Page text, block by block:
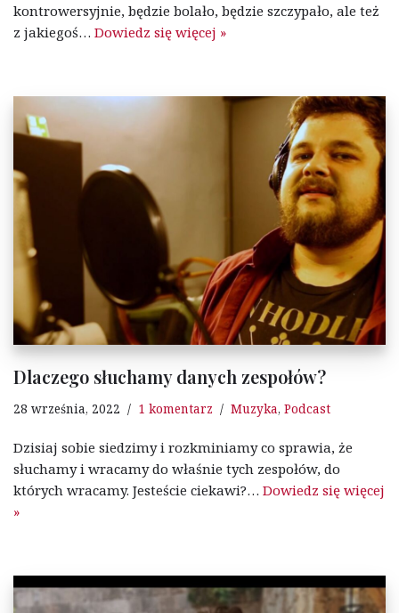
kontrowersyjnie, będzie bolało, będzie szczypało, ale też
z jakiegoś… Dowiedz się więcej »
Dlaczego słuchamy danych zespołów?
28 września, 2022 1 komentarz Muzyka, Podcast
Dzisiaj sobie siedzimy i rozkminiamy co sprawia, że
słuchamy i wracamy do właśnie tych zespołów, do
których wracamy. Jesteście ciekawi?… Dowiedz się więcej
»